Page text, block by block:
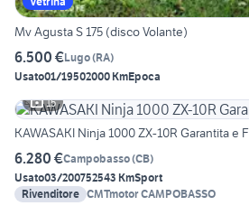
Mv Agusta S 175 (disco Volante)
6.500 €Lugo(RA)
Usato01/19502000 KmEpoca
15
KAWASAKI Ninja 1000 ZX-10R Garantita e
6.280 €Campobasso(CB)
Usato03/200752543 KmSport
Rivenditore CMTmotor CAMPOBASSO